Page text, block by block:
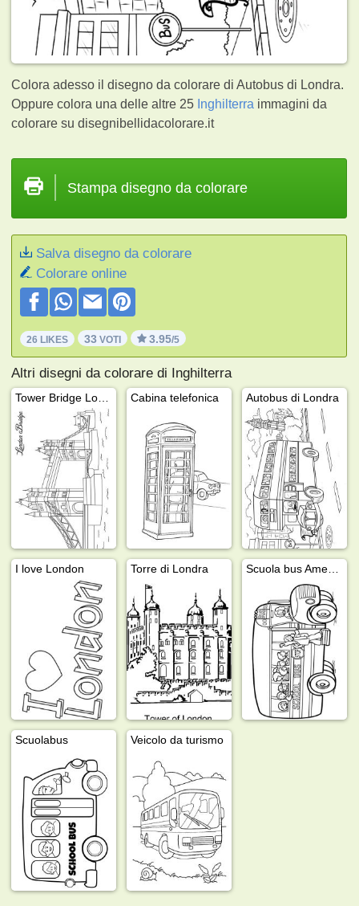
Colora adesso il disegno da colorare di Autobus di Londra.
Oppure colora una delle altre 25 Inghilterra immagini da
colorare su disegnibellidacolorare.it
Stampa disegno da colorare
Salva disegno da colorare
Colorare online
26 LIKES 33 VOTI 3.95/5
Altri disegni da colorare di Inghilterra
Cabina telefonica Autobus di Londra
I love London Torre di Londra
Scuolabus Veicolo da turismo